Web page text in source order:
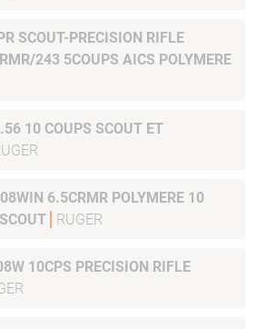
SCOUT-PRECISION RIFLE
243 5COUPS AICS POLYMERE
10 COUPS SCOUT ET
6.5CRMR POLYMERE 10
RUGER
10CPS PRECISION RIFLE